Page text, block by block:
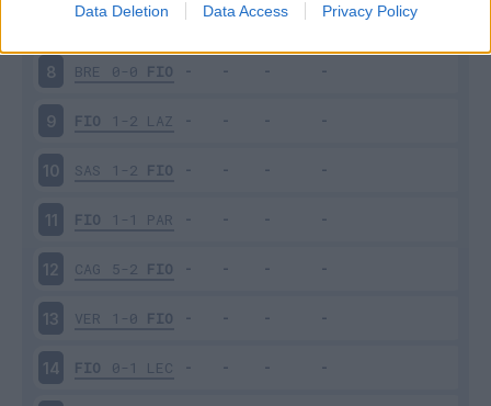
Data Deletion Data Access Privacy Policy
FIO 1-0 UDI
8 BRE 0-0 FIO
9 FIO 1-2 LAZ
10 SAS 1-2 FIO
11 FIO 1-1 PAR
12 CAG 5-2 FIO
13 VER 1-0 FIO
14 FIO 0-1 LEC